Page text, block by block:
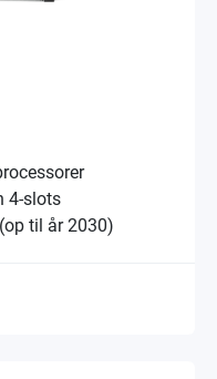
4-slots
til år 2030)